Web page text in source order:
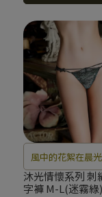
風中的花絮在晨
帶著淡淡的花香
心馳神往。
沐光情懷系列 刺
字褲 M-L(迷霧綠)